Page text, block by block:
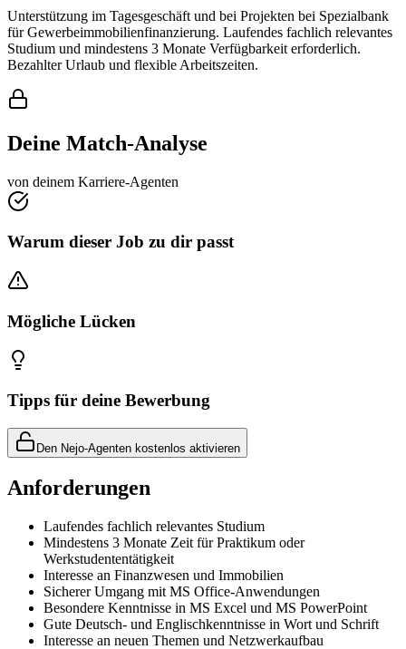
Unterstützung im Tagesgeschäft und bei Projekten bei Spezialbank
für Gewerbeimmobilienfinanzierung. Laufendes fachlich relevantes
Studium und mindestens 3 Monate Verfügbarkeit erforderlich.
Bezahlter Urlaub und flexible Arbeitszeiten.
Deine Match-Analyse
von deinem Karriere-Agenten
Warum dieser Job zu dir passt
Mögliche Lücken
Tipps für deine Bewerbung
Den Nejo-Agenten kostenlos aktivieren
Anforderungen
Laufendes fachlich relevantes Studium
Mindestens 3 Monate Zeit für Praktikum oder
Werkstudententätigkeit
Interesse an Finanzwesen und Immobilien
Sicherer Umgang mit MS Office-Anwendungen
Besondere Kenntnisse in MS Excel und MS PowerPoint
Gute Deutsch- und Englischkenntnisse in Wort und Schrift
Interesse an neuen Themen und Netzwerkaufbau